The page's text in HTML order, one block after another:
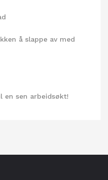
å slappe av med
en sen arbeidsøkt!